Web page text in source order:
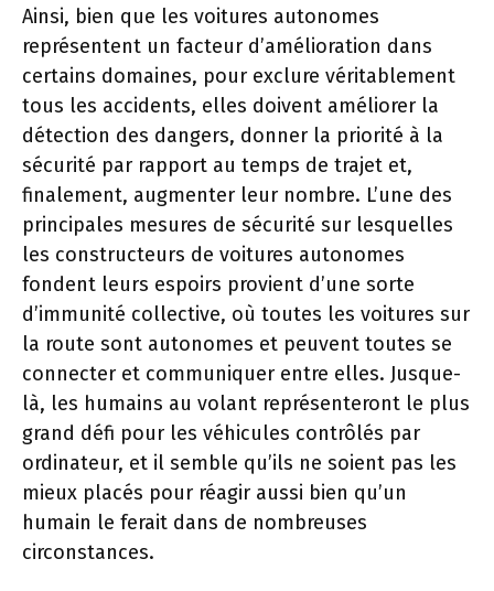
Ainsi, bien que les voitures autonomes
représentent un facteur d’amélioration dans
certains domaines, pour exclure véritablement
tous les accidents, elles doivent améliorer la
détection des dangers, donner la priorité à la
sécurité par rapport au temps de trajet et,
finalement, augmenter leur nombre. L’une des
principales mesures de sécurité sur lesquelles
les constructeurs de voitures autonomes
fondent leurs espoirs provient d’une sorte
d’immunité collective, où toutes les voitures sur
la route sont autonomes et peuvent toutes se
connecter et communiquer entre elles. Jusque-
là, les humains au volant représenteront le plus
grand défi pour les véhicules contrôlés par
ordinateur, et il semble qu’ils ne soient pas les
mieux placés pour réagir aussi bien qu’un
humain le ferait dans de nombreuses
circonstances.